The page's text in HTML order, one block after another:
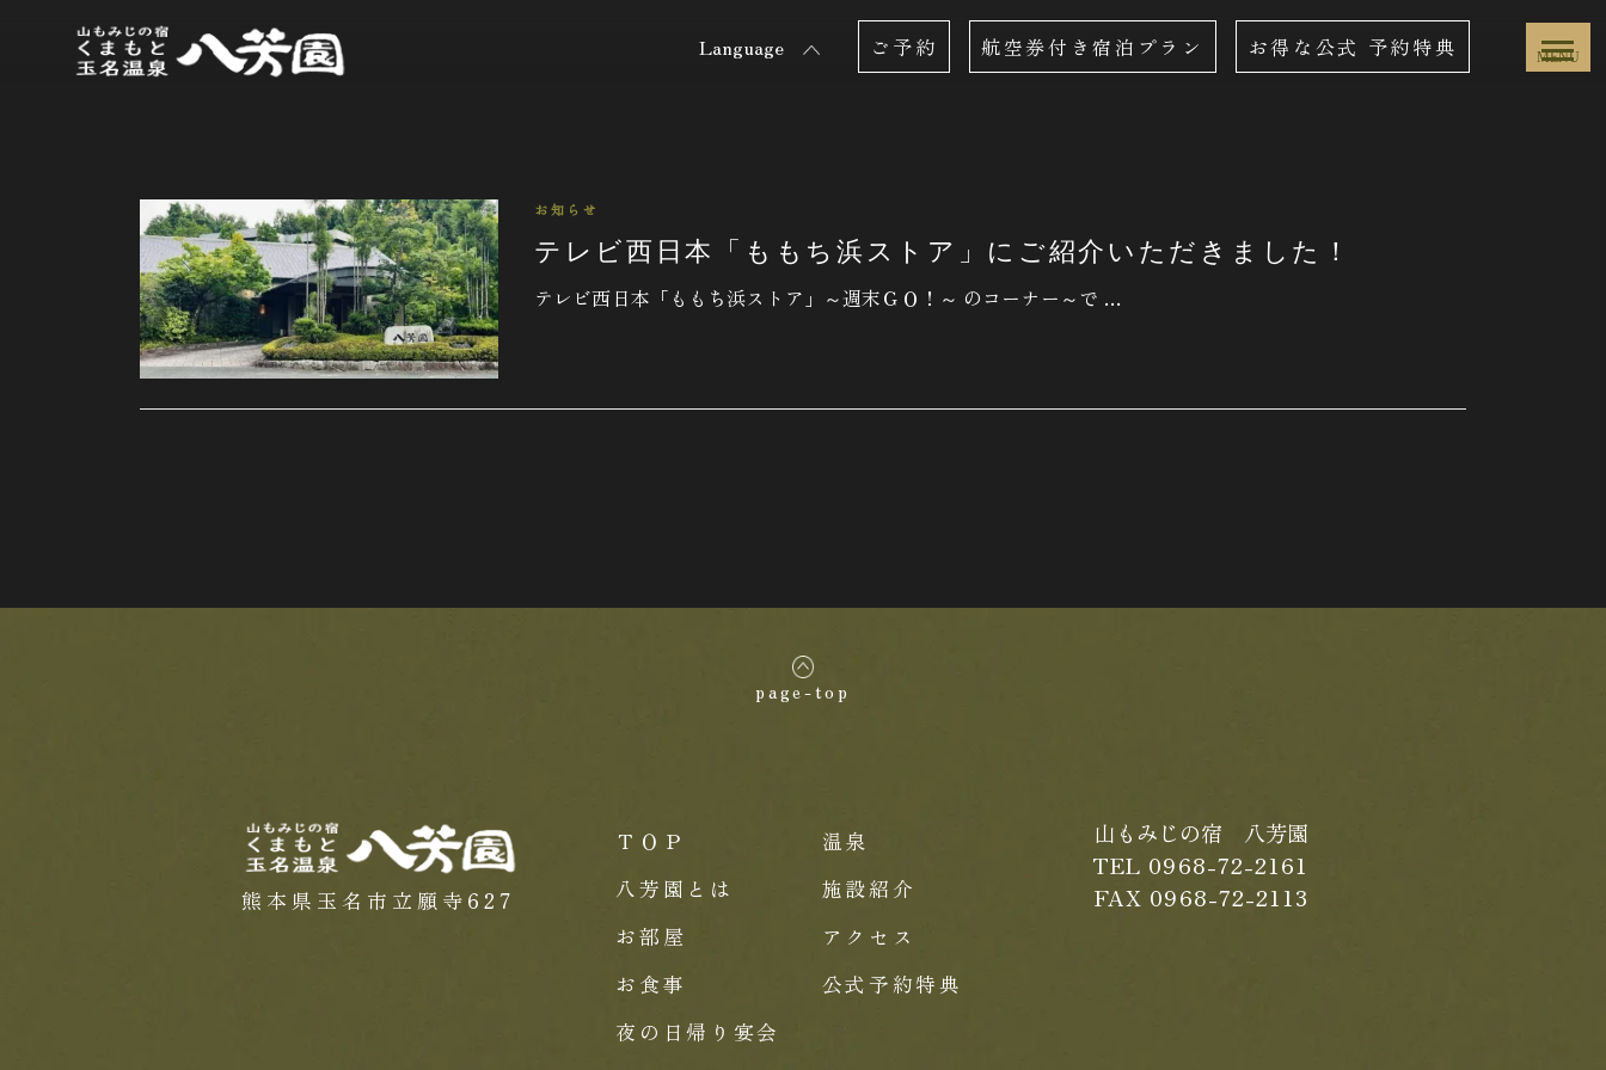
Language ご予約 航空券付き宿泊プラン お得な公式 予約特典 MENU
お知らせ
テレビ西日本「ももち浜ストア」にご紹介いただきました！
テレビ西日本「ももち浜ストア」～週末ＧＯ！～ のコーナー～で …
page-top
熊本県玉名市立願寺627
ＴＯＰ
八芳園とは
お部屋
お食事
夜の日帰り宴会
温泉
施設紹介
アクセス
公式予約特典
山もみじの宿 八芳園
TEL 0968-72-2161
FAX 0968-72-2113